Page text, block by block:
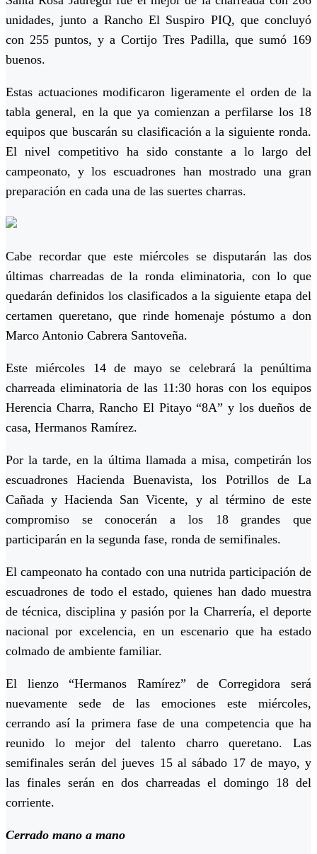
unidades, junto a Rancho El Suspiro PIQ, que concluyó
con 255 puntos, y a Cortijo Tres Padilla, que sumó 169
buenos.
Estas actuaciones modificaron ligeramente el orden de la
tabla general, en la que ya comienzan a perfilarse los 18
equipos que buscarán su clasificación a la siguiente ronda.
El nivel competitivo ha sido constante a lo largo del
campeonato, y los escuadrones han mostrado una gran
preparación en cada una de las suertes charras.
Cabe recordar que este miércoles se disputarán las dos
últimas charreadas de la ronda eliminatoria, con lo que
quedarán definidos los clasificados a la siguiente etapa del
certamen queretano, que rinde homenaje póstumo a don
Marco Antonio Cabrera Santoveña.
Este miércoles 14 de mayo se celebrará la penúltima
charreada eliminatoria de las 11:30 horas con los equipos
Herencia Charra, Rancho El Pitayo “8A” y los dueños de
casa, Hermanos Ramírez.
Por la tarde, en la última llamada a misa, competirán los
escuadrones Hacienda Buenavista, los Potrillos de La
Cañada y Hacienda San Vicente, y al término de este
compromiso se conocerán a los 18 grandes que
participarán en la segunda fase, ronda de semifinales.
El campeonato ha contado con una nutrida participación de
escuadrones de todo el estado, quienes han dado muestra
de técnica, disciplina y pasión por la Charrería, el deporte
nacional por excelencia, en un escenario que ha estado
colmado de ambiente familiar.
El lienzo “Hermanos Ramírez” de Corregidora será
nuevamente sede de las emociones este miércoles,
cerrando así la primera fase de una competencia que ha
reunido lo mejor del talento charro queretano. Las
semifinales serán del jueves 15 al sábado 17 de mayo, y
las finales serán en dos charreadas el domingo 18 del
corriente.
Cerrado mano a mano